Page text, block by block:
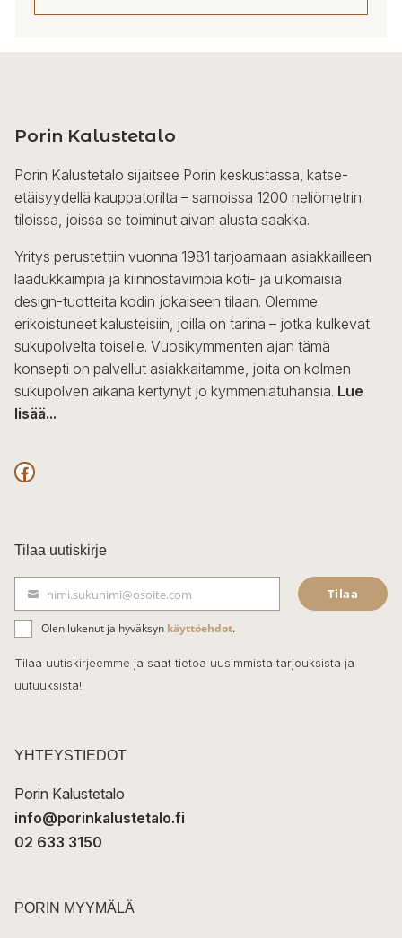
muunnelma.
tehdä
valinnat
tuotteen
sivulla.
Porin Kalustetalo
Porin Kalustetalo sijaitsee Porin keskustassa, katse-
etäisyydellä kauppatorilta – samoissa 1200 neliömetrin
tiloissa, joissa se toiminut aivan alusta saakka.
Yritys perustettiin vuonna 1981 tarjoamaan asiakkailleen
laadukkaimpia ja kiinnostavimpia koti- ja ulkomaisia
design-tuotteita kodin jokaiseen tilaan. Olemme
erikoistuneet kalusteisiin, joilla on tarina – jotka kulkevat
sukupolvelta toiselle. Vuosikymmenten ajan tämä
konsepti on palvellut asiakkaitamme, joita on kolmen
sukupolven aikana kertynyt jo kymmeniätuhansia. Lue
lisää...
F
c
e
b
o
o
k
Tilaa uutiskirje
ä
h
k
p
t
nimi.sukunimi@osoite.com Tilaa
Olen lukenut ja hyväksyn käyttöehdot.
Tilaa uutiskirjeemme ja saat tietoa uusimmista tarjouksista ja
uutuuksista!
YHTEYSTIEDOT
Porin Kalustetalo
info@porinkalustetalo.fi
02 633 3150
PORIN MYYMÄLÄ